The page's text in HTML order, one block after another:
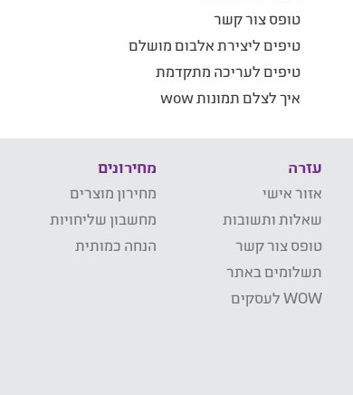
טופס צור קשר
טיפים ליצירת אלבום מושלם
טיפים לעריכה מתקדמת
איך לצלם תמונות wow
עזרה
אזור אישי
שאלות ותשובות
טופס צור קשר
תשלומים באתר
WOW לעסקים
מחירונים
מחירון מוצרים
מחשבון שליחויות
הנחה כמותית